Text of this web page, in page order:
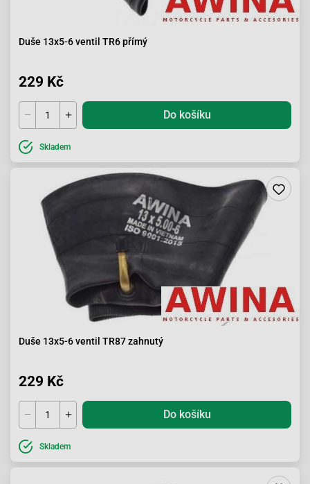
Duše 13x5-6 ventil TR6 přímý
229 Kč
Do košíku
Skladem
Duše 13x5-6 ventil TR87 zahnutý
229 Kč
Do košíku
Skladem